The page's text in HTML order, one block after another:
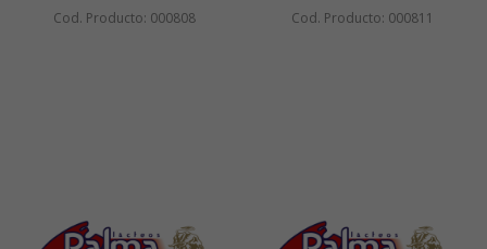
Cod. Producto: 000808 Cod. Producto: 000811